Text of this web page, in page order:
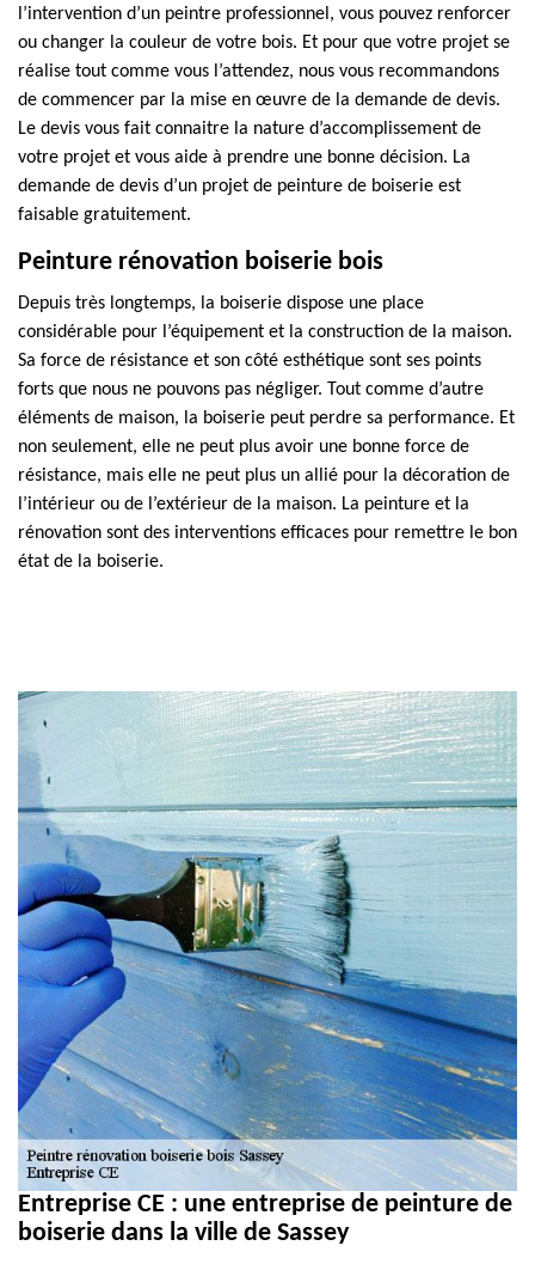
l’intervention d’un peintre professionnel, vous pouvez renforcer
ou changer la couleur de votre bois. Et pour que votre projet se
réalise tout comme vous l’attendez, nous vous recommandons
de commencer par la mise en œuvre de la demande de devis.
Le devis vous fait connaitre la nature d’accomplissement de
votre projet et vous aide à prendre une bonne décision. La
demande de devis d’un projet de peinture de boiserie est
faisable gratuitement.
Peinture rénovation boiserie bois
Depuis très longtemps, la boiserie dispose une place
considérable pour l’équipement et la construction de la maison.
Sa force de résistance et son côté esthétique sont ses points
forts que nous ne pouvons pas négliger. Tout comme d’autre
éléments de maison, la boiserie peut perdre sa performance. Et
non seulement, elle ne peut plus avoir une bonne force de
résistance, mais elle ne peut plus un allié pour la décoration de
l’intérieur ou de l’extérieur de la maison. La peinture et la
rénovation sont des interventions efficaces pour remettre le bon
état de la boiserie.
Entreprise CE : une entreprise de peinture de
boiserie dans la ville de Sassey